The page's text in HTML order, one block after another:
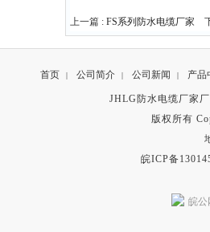
上一篇 : FS系列防水电缆厂家
首页 | 公司简介 | 公司新闻 | 产品
JHLG防水电缆厂家
版权所有
皖ICP备
皖公